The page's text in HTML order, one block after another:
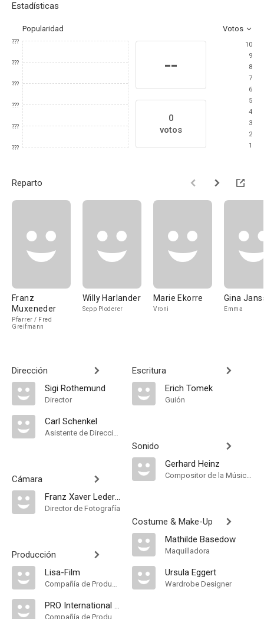
Estadísticas
Popularidad Votos
???
???
???
???
???
???
--
0
votos
10
9
8
7
6
5
4
3
2
1
Reparto
Franz
Muxeneder
Pfarrer / Fred
Greifmann
Willy Harlander
Sepp Ploderer
Marie Ekorre
Vroni
Gina
Emma
Dirección
Sigi Rothemund
Director
Carl Schenkel
Asistente de Dirección
Cámara
Franz Xaver Lederle
Director de Fotografía
Producción
Lisa-Film
Compañía de Produccion
PRO International Pictures
Escritura
Erich Tomek
Guión
Sonido
Gerhard Heinz
Compositor de la Música Original
Costume & Make-Up
Mathilde Basedow
Maquilladora
Ursula Eggert
Wardrobe Designer